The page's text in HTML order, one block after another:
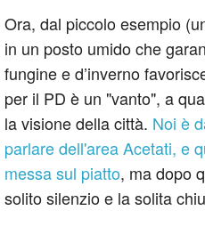
Ora, dal piccolo esempio
in un posto umido che
fungine e d’inverno
per il PD è un "vanto", a
la visione della città. Noi è
parlare dell'area Acetati, e
messa sul piatto, ma dopo
solito silenzio e la solita